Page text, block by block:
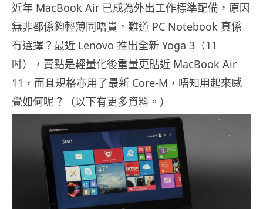
近年 MacBook Air 已成為外出工作標準配備，原因
無非都係夠輕薄同唔貴，難道 PC Notebook 真係
冇選擇？最近 Lenovo 推出全新 Yoga 3（11
吋），賣點是輕量化後重量更貼近 MacBook Air
11，而且規格亦用了最新 Core-M，唔知用起來感
覺如何呢？（以下有更多資料。）